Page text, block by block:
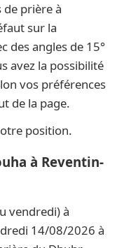
de prière à
sur la
des angles de 15°
avez la possibilité
vos préférences
de la page.
position.
à Reventin-
vendredi) à
14/08/2026 à